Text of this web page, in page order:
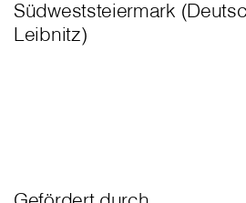
Südweststeiermark
Leibnitz)